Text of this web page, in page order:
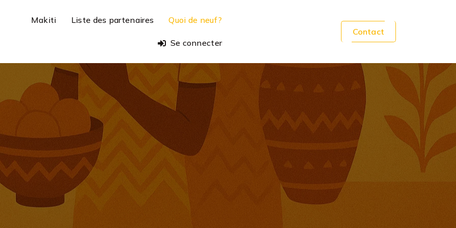
Makiti Liste des partenaires Quoi de neuf?
Se connecter
Contact